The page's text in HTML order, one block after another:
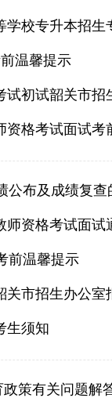
学校专升本招
温馨提示
试初试韶关市
资格考试面试考
公布及成绩复查
师资格考试面试
前温馨提示
市招生办公室
生须知
策有关问题解